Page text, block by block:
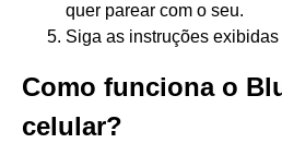
quer parear com o seu.
Siga as instruções exibidas
Como funciona o
celular?